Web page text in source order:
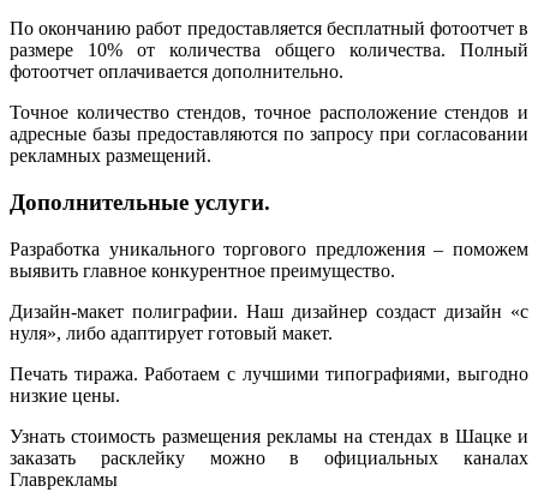
По окончанию работ предоставляется бесплатный фотоотчет в
размере 10% от количества общего количества. Полный
фотоотчет оплачивается дополнительно.
Точное количество стендов, точное расположение стендов и
адресные базы предоставляются по запросу при согласовании
рекламных размещений.
Дополнительные услуги.
Разработка уникального торгового предложения – поможем
выявить главное конкурентное преимущество.
Дизайн-макет полиграфии. Наш дизайнер создаст дизайн «с
нуля», либо адаптирует готовый макет.
Печать тиража. Работаем с лучшими типографиями, выгодно
низкие цены.
Узнать стоимость размещения рекламы на стендах в Шацке и
заказать расклейку можно в официальных каналах
Главрекламы